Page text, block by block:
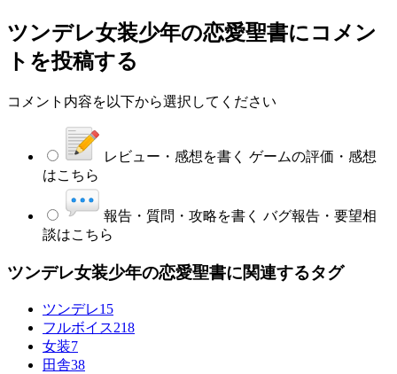
ツンデレ女装少年の恋愛聖書にコメン
トを投稿する
コメント内容を以下から選択してください
レビュー・感想を書く ゲームの評価・感想
はこちら
報告・質問・攻略を書く バグ報告・要望相
談はこちら
ツンデレ女装少年の恋愛聖書に関連するタグ
ツンデレ15
フルボイス218
女装7
田舎38